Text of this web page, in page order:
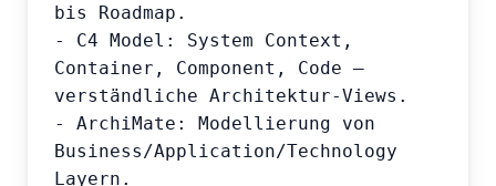
bis Roadmap.
- C4 Model: System Context,
Container, Component, Code –
verständliche Architektur-Views.
- ArchiMate: Modellierung von
Business/Application/Technology
Layern.